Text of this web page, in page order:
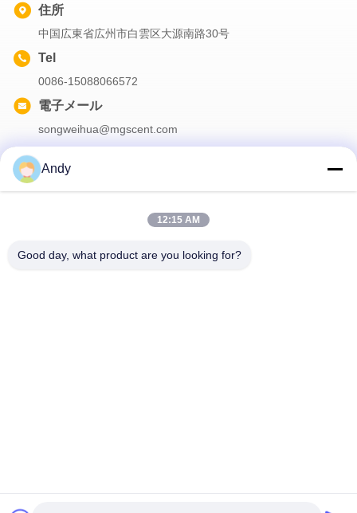
住所
中国広東省広州市白雲区大源南路30号
Tel
0086-15088066572
電子メール
songweihua@mgscent.com
ザーマシン メーカー。Copyright© 2026 Guangzhou HaoYue
Andy
12:15 AM
Good day, what product are you looking for?